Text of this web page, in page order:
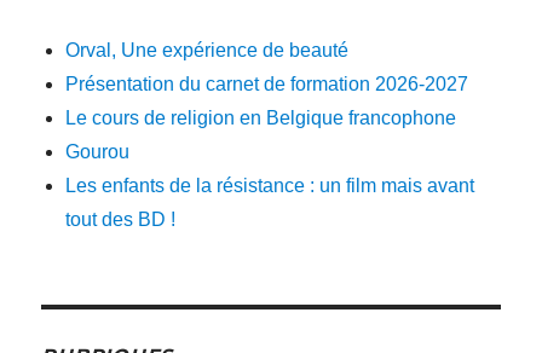
Orval, Une expérience de beauté
Présentation du carnet de formation 2026-2027
Le cours de religion en Belgique francophone
Gourou
Les enfants de la résistance : un film mais avant
tout des BD !